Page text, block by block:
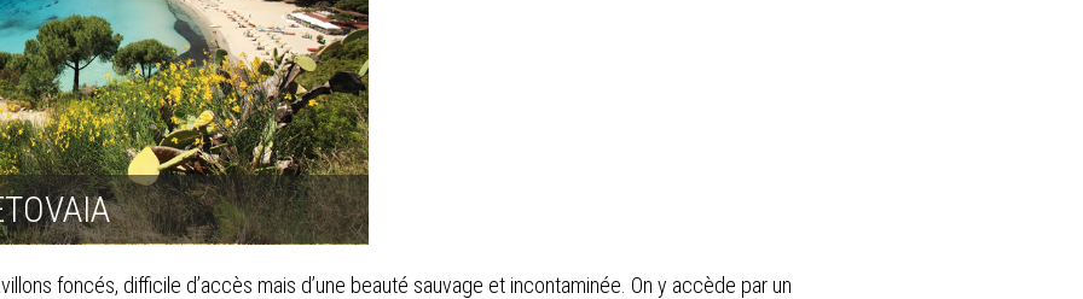
foncés, difficile d’accès mais d’une beauté sauvage et incontaminée. On y accède par un